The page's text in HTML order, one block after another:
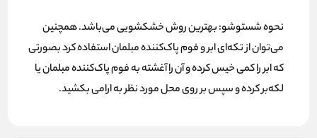
نحوه شستوشو:بهترین روش خشکشویی می‌باشد. همچنین
می‌توان از تکه‌ای ابر و فوم پاک‌کننده مبلمان استفاده کرد بصورتی
که ابر را کمی خیس کرده و آن را آغشته به فوم پاک‌کننده مبلمان یا
لکه‌بر کرده و سپس بر روی محل مورد نظر به ارامی بکشید.